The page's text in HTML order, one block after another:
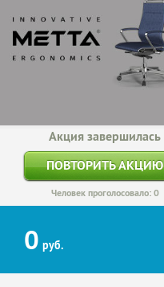
Акция завершилась
ПОВТОРИТЬ АКЦИЮ
Человек проголосовало: 0
0 руб.